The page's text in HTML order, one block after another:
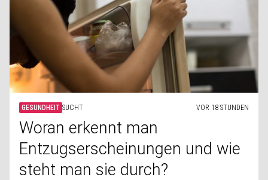
GESUNDHEIT SUCHT VOR 18 STUNDEN
Woran erkennt man
Entzugserscheinungen und wie
steht man sie durch?